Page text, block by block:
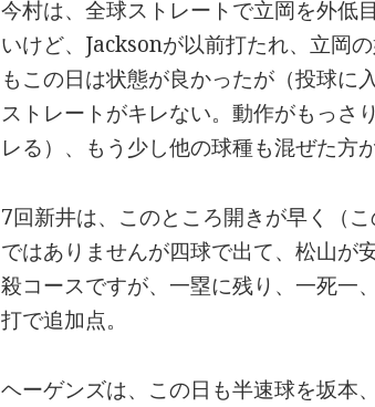
今村は、全球ストレートで立岡を外低
いけど、Jacksonが以前打たれ、立岡
もこの日は状態が良かったが（投球に
ストレートがキレない。動作がもっさ
レる）、もう少し他の球種も混ぜた方
7回新井は、このところ開きが早く（
ではありませんが四球で出て、松山が
殺コースですが、一塁に残り、一死一
打で追加点。
ヘーゲンズは、この日も半速球を坂本